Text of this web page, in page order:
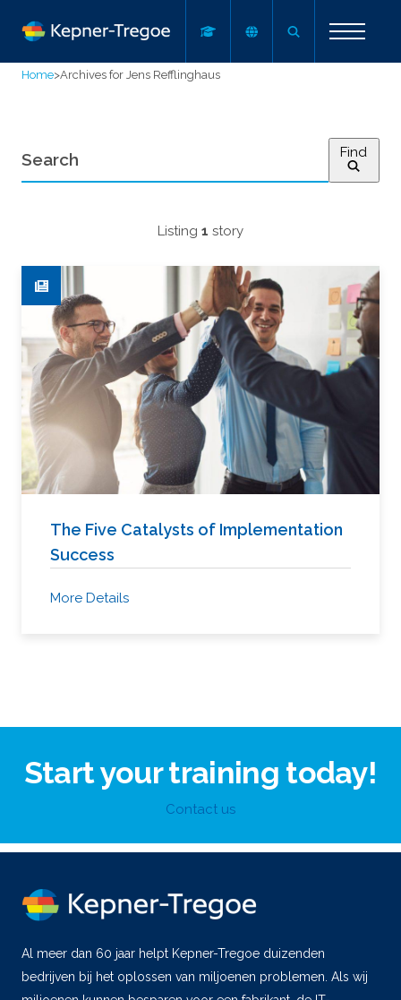
Home>Archives for Jens Refflinghaus
Find
Listing 1 story
The Five Catalysts of Implementation
Success
More Details
Start your training today!
Contact us
Al meer dan 60 jaar helpt Kepner-Tregoe duizenden
bedrijven bij het oplossen van miljoenen problemen. Als wij